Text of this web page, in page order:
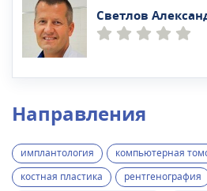
Светлов
Направления
имплантология
компьютерная
костная пластика
рентгенография